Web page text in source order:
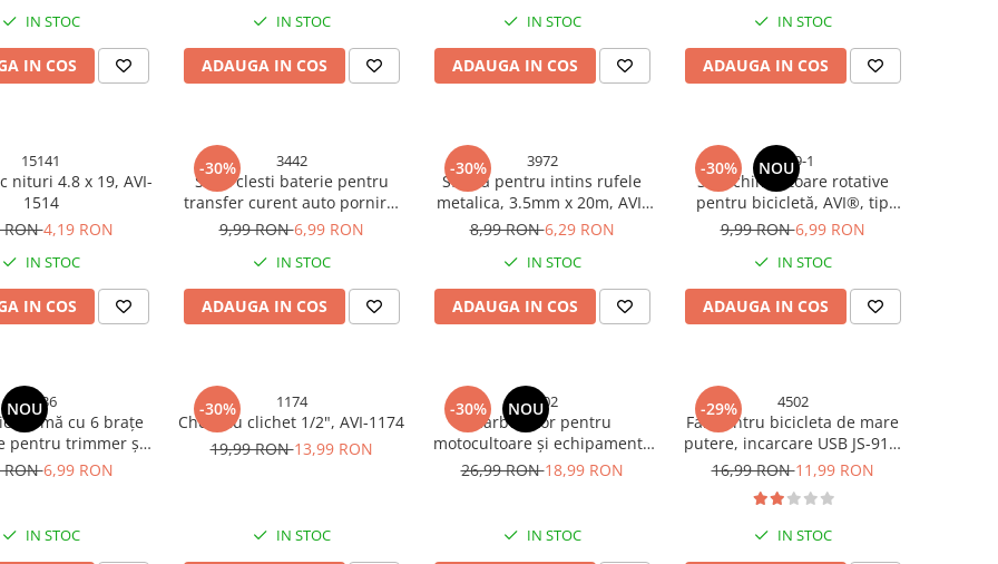
IN STOC
IN COS
4145
IN STOC
ADAUGA IN COS
IN STOC
ADAUGA IN COS
IN STOC
ADAUGA IN COS
15141
nituri 4.8 x 19, AVI-
1514
RON4,19 RON
IN STOC
IN COS
-30% 3442
Set 2 clesti baterie pentru
transfer curent auto pornire,
600A, AVI-3442
9,99 RON6,99 RON
IN STOC
ADAUGA IN COS
-30% 3972
Sfoara pentru intins rufele
metalica, 3.5mm x 20m, AVI-
3972
8,99 RON6,29 RON
IN STOC
ADAUGA IN COS
-30% NOU
1279-1
Set schimbătoare rotative
pentru bicicletă, AVI®, tip
moto, grip shifter, stânga +
9,99 RON6,99 RON
IN STOC
ADAUGA IN COS
NOU5836
sârmă cu 6 brațe
pentru trimmer și
AVI®, 150 mm (6"),
RON6,99 RON
IN STOC
-30% 1174
Cheie cu clichet 1/2", AVI-1174
19,99 RON13,99 RON
IN STOC
-30% NOU5402
Carburator pentru
motocultoare și echipamente
cu motor 170F, AVI®,
26,99 RON18,99 RON
IN STOC
-29% 4502
Far pentru bicicleta de mare
putere, incarcare USB JS-919,
AVI-4502
16,99 RON11,99 RON
IN STOC